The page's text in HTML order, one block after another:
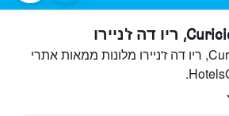
חיפוש והשוואתCuricica, ריו דה ז'ניירו מלונות ממאות אתרי